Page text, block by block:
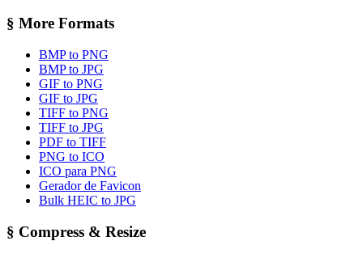
§ More Formats
BMP to PNG
BMP to JPG
GIF to PNG
GIF to JPG
TIFF to PNG
TIFF to JPG
PDF to TIFF
PNG to ICO
ICO para PNG
Gerador de Favicon
Bulk HEIC to JPG
§ Compress & Resize